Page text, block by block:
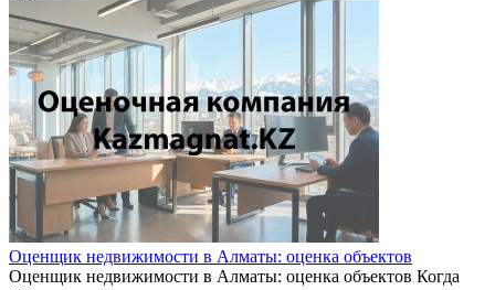
Оценщик недвижимости в Алматы: оценка объектов
Оценщик недвижимости в Алматы: оценка объектов Когда